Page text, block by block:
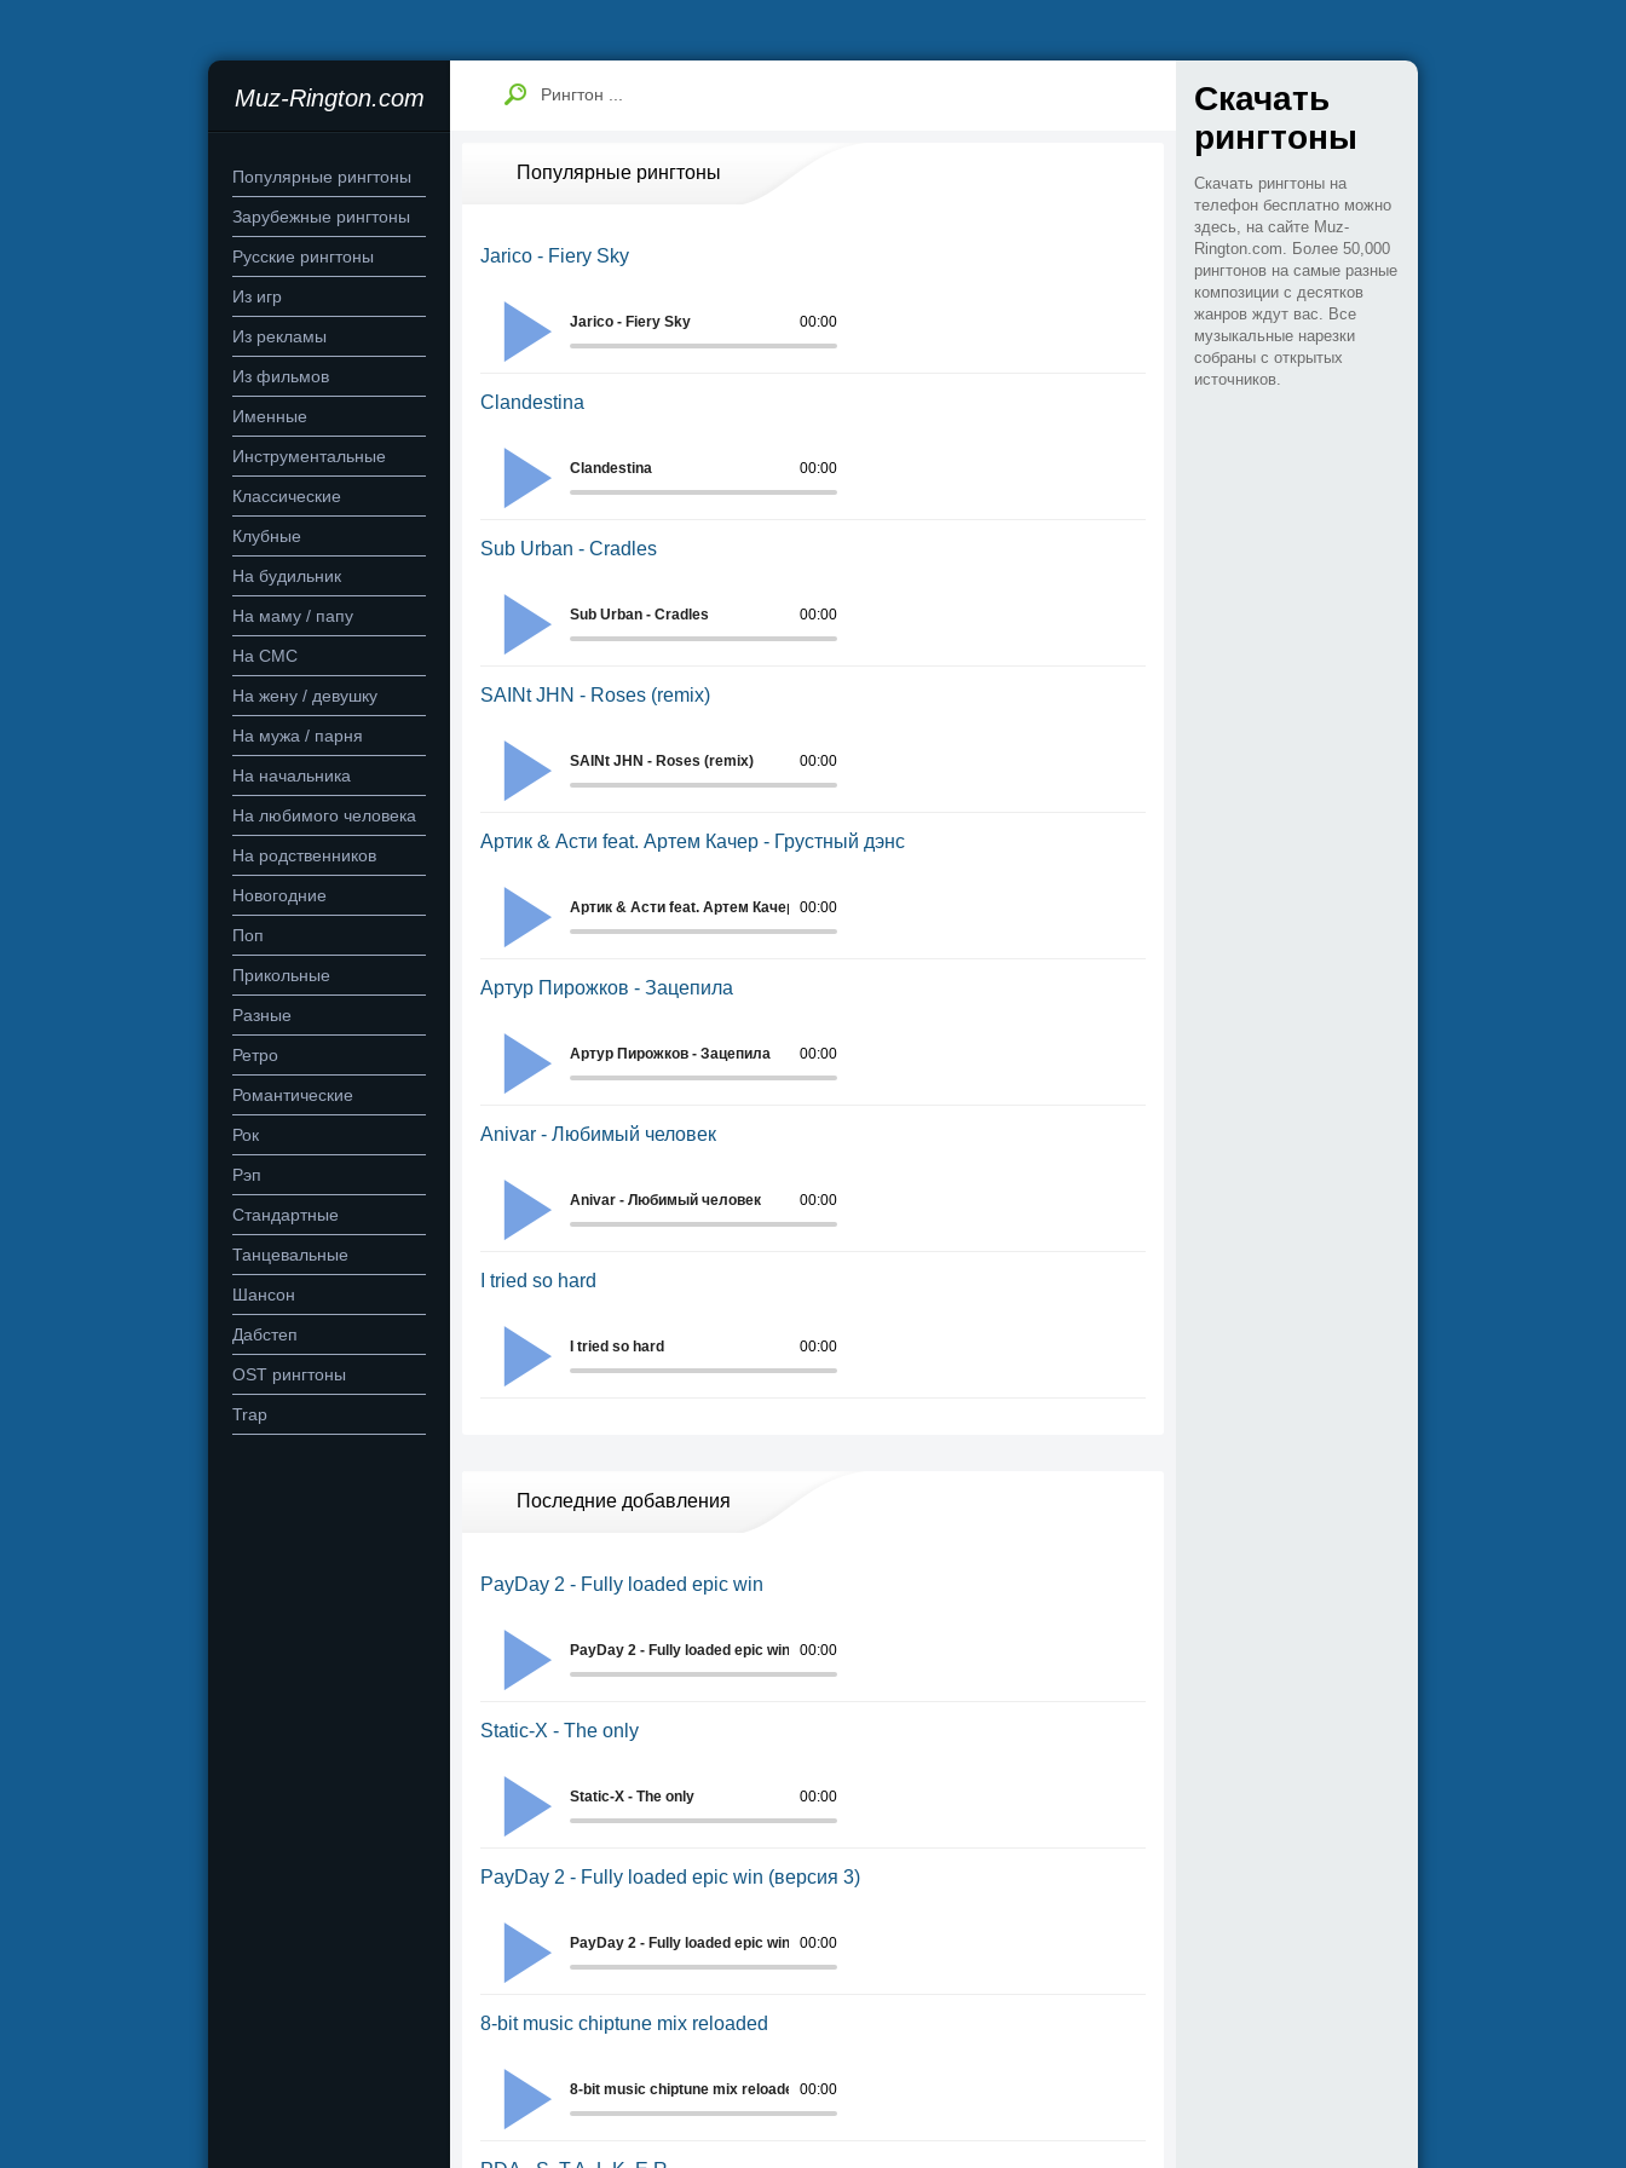
Muz-Rington.com
Популярные рингтоны
Зарубежные рингтоны
Русские рингтоны
Из игр
Из рекламы
Из фильмов
Именные
Инструментальные
Классические
Клубные
На будильник
На маму / папу
На СМС
На жену / девушку
На мужа / парня
На начальника
На любимого человека
На родственников
Новогодние
Поп
Прикольные
Разные
Ретро
Романтические
Рок
Рэп
Стандартные
Танцевальные
Шансон
Дабстеп
OST рингтоны
Trap
Популярные рингтоны
Jarico - Fiery Sky
00:00
Jarico - Fiery Sky
Clandestina
00:00
Clandestina
Sub Urban - Cradles
00:00
Sub Urban - Cradles
SAINt JHN - Roses (remix)
00:00
SAINt JHN - Roses (remix)
Артик & Асти feat. Артем Качер - Грустный дэнс
00:00
Артик & Асти feat. Артем Качер - Грустный дэнс
Артур Пирожков - Зацепила
00:00
Артур Пирожков - Зацепила
Anivar - Любимый человек
00:00
Anivar - Любимый человек
I tried so hard
00:00
I tried so hard
Последние добавления
PayDay 2 - Fully loaded epic win
00:00
PayDay 2 - Fully loaded epic win
Static-X - The only
00:00
Static-X - The only
PayDay 2 - Fully loaded epic win (версия 3)
00:00
PayDay 2 - Fully loaded epic win (версия 3)
8-bit music chiptune mix reloaded
00:00
8-bit music chiptune mix reloaded
Скачать
рингтоны
Скачать рингтоны на
телефон бесплатно можно
здесь, на сайте Muz-
Rington.com. Более 50,000
рингтонов на самые разные
композиции с десятков
жанров ждут вас. Все
музыкальные нарезки
собраны с открытых
источников.